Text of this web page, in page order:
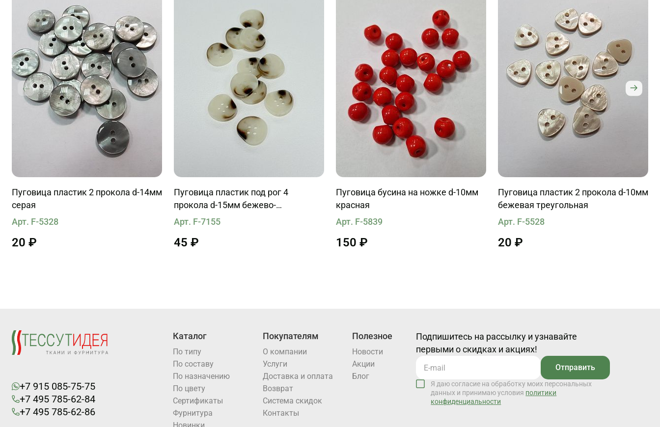
Пуговица пластик 2 прокола d-14мм
серая
Арт. F-5328
20 ₽
Пуговица пластик под рог 4
прокола d-15мм бежево-
коричневая
Арт. F-7155
45 ₽
Пуговица бусина на ножке d-10мм
красная
Арт. F-5839
150 ₽
Пуговица пластик 2 прокола d-10мм
бежевая треугольная
Арт. F-5528
20 ₽
+7 915 085-75-75
+7 495 785-62-84
+7 495 785-62-86
Каталог
По типу
По составу
По назначению
По цвету
Cертификаты
Фурнитура
Покупателям
О компании
Услуги
Доставка и оплата
Возврат
Система скидок
Контакты
Полезное
Новости
Акции
Блог
Подпишитесь на рассылку и узнавайте
первыми о скидках и акциях!
Отправить
Я даю согласие на обработку моих персональных
данных и принимаю условия политики
конфиденциальности